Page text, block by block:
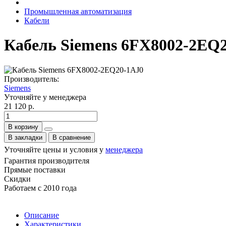
Промышленная автоматизация
Кабели
Кабель Siemens 6FX8002-
Производитель:
Siemens
Уточняйте у менеджера
21 120 р.
В корзину
В закладки
В сравнение
Уточняйте цены и условия у менеджера
Гарантия производителя
Прямые поставки
Скидки
Работаем с 2010 года
Описание
Характеристики